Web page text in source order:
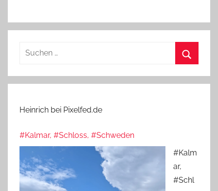
Suchen
Heinrich bei Pixelfed.de
#Kalmar, #Schloss, #Schweden
#Kalm
ar,
#Schl